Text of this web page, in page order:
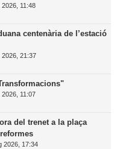
2026, 11:48
centenària de l’estació
2026, 21:37
2026, 11:07
del trenet a la plaça
2026, 17:34